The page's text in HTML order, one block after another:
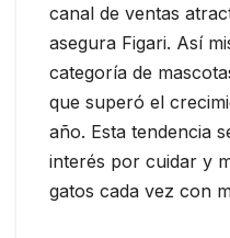
canal de ventas
asegura Figari. Así
categoría de
que superó el
año. Esta tendencia
interés por cuidar y
gatos cada vez con